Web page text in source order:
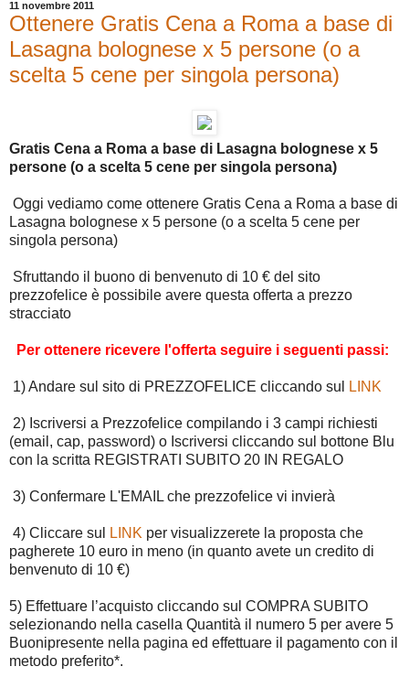
11 novembre 2011
Ottenere Gratis Cena a Roma a base di
Lasagna bolognese x 5 persone (o a
scelta 5 cene per singola persona)
Gratis Cena a Roma a base di Lasagna bolognese x 5
persone (o a scelta 5 cene per singola persona)
Oggi vediamo come ottenere Gratis Cena a Roma a base di
Lasagna bolognese x 5 persone (o a scelta 5 cene per
singola persona)
Sfruttando il buono di benvenuto di 10 € del sito
prezzofelice è possibile avere questa offerta a prezzo
stracciato
Per ottenere ricevere l'offerta seguire i seguenti passi:
1) Andare sul sito di PREZZOFELICE cliccando sul LINK
2) Iscriversi a Prezzofelice compilando i 3 campi richiesti
(email, cap, password) o Iscriversi cliccando sul bottone Blu
con la scritta REGISTRATI SUBITO 20 IN REGALO
3) Confermare L'EMAIL che prezzofelice vi invierà
4) Cliccare sul LINK per visualizzerete la proposta che
pagherete 10 euro in meno (in quanto avete un credito di
benvenuto di 10 €)
5) Effettuare l’acquisto cliccando sul COMPRA SUBITO
selezionando nella casella Quantità il numero 5 per avere 5
Buonipresente nella pagina ed effettuare il pagamento con il
metodo preferito*.